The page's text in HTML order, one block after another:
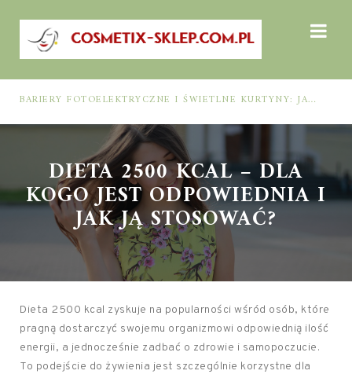
BARIERY FOTOELEKTRYCZNE I ŚWIETLNE KURTYNY: JAK DOBRAĆ ROZWIĄZANIE DO BEZPIECZEŃSTWA FUNKCJONALNEGO (MUTING, BLANKING, TYP 2 I TYP 4)
DIETA 2500 KCAL – DLA
KOGO JEST ODPOWIEDNIA I
JAK JĄ STOSOWAĆ?
Dieta 2500 kcal zyskuje na popularności wśród osób, które
pragną dostarczyć swojemu organizmowi odpowiednią ilość
energii, a jednocześnie zadbać o zdrowie i samopoczucie.
To podejście do żywienia jest szczególnie korzystne dla